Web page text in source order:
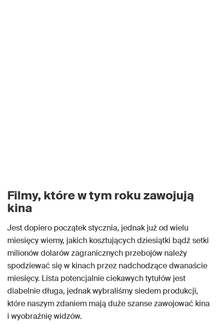
Filmy, które w tym roku zawojują
kina
Jest dopiero początek stycznia, jednak już od wielu
miesięcy wiemy, jakich kosztujących dziesiątki bądź setki
milionów dolarów zagranicznych przebojów należy
spodziewać się w kinach przez nadchodzące dwanaście
miesięcy. Lista potencjalnie ciekawych tytułów jest
diabelnie długa, jednak wybraliśmy siedem produkcji,
które naszym zdaniem mają duże szanse zawojować kina
i wyobraźnię widzów.